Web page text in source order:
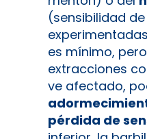
(sensibilidad
es mínimo,
extracciones
ve afectado,
pérdida de